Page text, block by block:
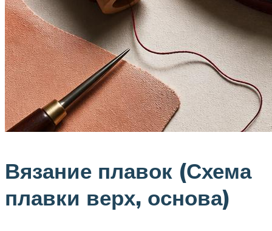
Вязание плавок (Схема
плавки верх, основа)